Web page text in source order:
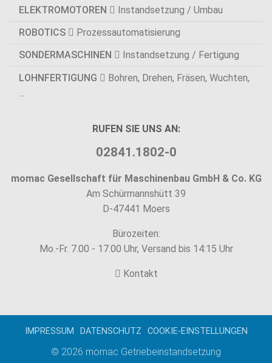
ELEKTROMOTOREN
Instandsetzung / Umbau
ROBOTICS
Prozessautomatisierung
SONDERMASCHINEN
Instandsetzung / Fertigung
LOHNFERTIGUNG
Bohren, Drehen, Fräsen, Wuchten,
RUFEN SIE UNS AN:
02841.1802-0
momac Gesellschaft für Maschinenbau GmbH & Co. KG
Am Schürmannshütt 39
D-47441 Moers
Bürozeiten:
Mo.-Fr. 7.00 - 17.00 Uhr, Versand bis 14:15 Uhr
Kontakt
IMPRESSUM DATENSCHUTZ COOKIE-EINSTELLUNGEN
© 2026 momac Getriebeinstandsetzung